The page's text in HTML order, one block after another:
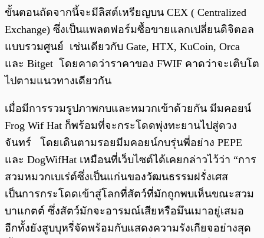
ขั้นตอนถัดจากนี้จะมีลิสต์เหรียญบน CEX ( Centralized
Exchange) ซึ่งเป็นแพลตฟอร์มซื้อขายแลกเปลี่ยนดิจิตอล
แบบรวมศูนย์ เช่นเดียวกับ Gate, HTX, KuCoin, Orca
และ Bitget โดยคาดว่าราคาของ FWIF คาดว่าจะเติบโต
ไปตามแนวทางเดียวกัน
เมื่อมีการรวมรูปภาพกบและหมวกเข้าด้วยกัน มีมคอยน์
Frog Wif Hat ก็พร้อมที่จะกระโดดพุ่งทะยานไปสู่ดวง
จันทร์ โดยเดินตามรอยมีมคอยน์กบรุ่นพี่อย่าง PEPE
และ DogWifHat เหมือนที่เว็บไซต์ได้เคยกล่าวไว้ว่า “การ
สวมหมวกเบเร่ต์ซึ่งเป็นแก่นของวัฒนธรรมฝรั่งเศส
เป็นการกระโดดเข้าสู่โลกที่สัตว์ที่มักถูกพบเห็นขณะสวม
บาแกตต์ ซึ่งสัตว์มักจะอารมณ์เสียหรือมึนเมาอยู่เสมอ
อีกทั้งยังสูบบุหรี่จัดพร้อมกับแสดงความรังเกียจอย่างสุด